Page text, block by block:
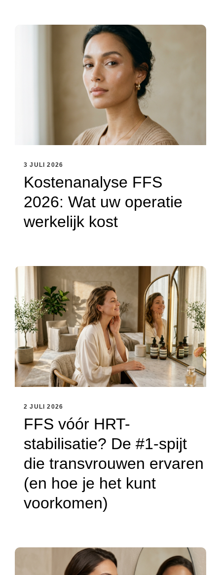
3 JULI 2026
Kostenanalyse FFS
2026: Wat uw operatie
werkelijk kost
2 JULI 2026
FFS vóór HRT-
stabilisatie? De #1-spijt
die transvrouwen ervaren
(en hoe je het kunt
voorkomen)